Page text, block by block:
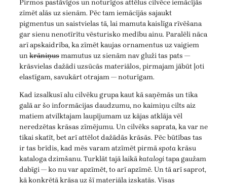
Pirmos pastāvīgos un noturīgos attēlus cilvēce iemācījās
zīmēt alās uz sienām. Pēc tam iemācījās sajaukt
pigmentus un saistvielas tā, lai mamuta kaislīga rīvēšana
gar sienu nenotīrītu vēsturisko medību ainu. Paralēli nāca
arī apskaidrība, ka zīmēt kaujas ornamentus uz vaigiem
unkrāniņusmamutus uz sienām nav gluži tas pats —
krāsvielas dažādi uzsūcās materiālos, pirmajam jābūt ļoti
elastīgam, savukārt otrajam — noturīgam.
Kad izsalkusī alu cilvēku grupa kaut kā saņēmās un tika
galā ar šo informācijas daudzumu, no kaimiņu cilts aiz
matiem atvilktajam laupījumam uz kājas atklāja vēl
neredzētas krāsas zīmējumu. Un cilvēks saprata, ka var ne
tikai skatīt, bet arī attēlot dažādās krāsās. Pēc būtības tas
ir tas brīdis, kad mēs varam atzīmēt pirmāspotakrāsu
kataloga dzimšanu. Turklāt tajā laikākatalogitapa gaužam
dabīgi — ko nu var apzīmēt, to arī apzīmē. Un tā arī saprot,
kā konkrētā krāsa uz šī materiāla izskatās. Visas